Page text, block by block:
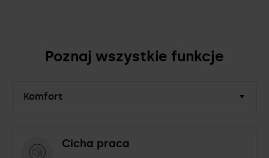
Poznaj wszystkie funkcje
Komfort
Cicha praca